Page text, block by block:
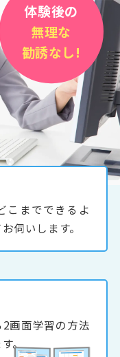
体験後の
無理な
勧誘なし!
こまでできるよ
伺いします。
画面学習の方法
。